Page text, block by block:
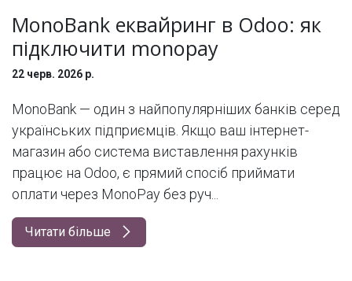
MonoBank еквайринг в Odoo: як
підключити monopay
22 черв. 2026 р.
MonoBank — один з найпопулярніших банків серед
українських підприємців. Якщо ваш інтернет-
магазин або система виставлення рахунків
працює на Odoo, є прямий спосіб приймати
оплати через MonoPay без руч...
Читати більше